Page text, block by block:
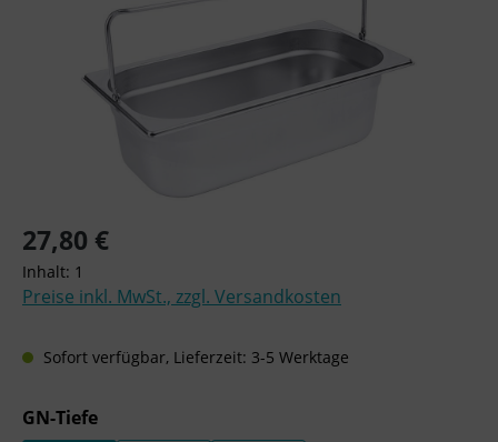
Regulärer Preis:
27,80 €
Inhalt: 1
Preise inkl. MwSt., zzgl. Versandkosten
Sofort verfügbar, Lieferzeit: 3-5 Werktage
GN-Tiefeauswählen